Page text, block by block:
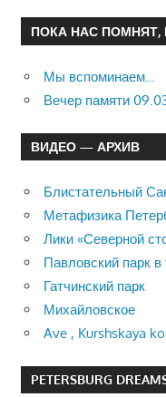
ПОКА НАС
Мы вспоминаем…
Вечер памяти
ВИДЕО — АРХИВ
Блистательный
Метафизика
Лики «Северной
Павловский парк
Гатчинский парк
Михайловское
Ave , Kurshskaya
PETERSBURG